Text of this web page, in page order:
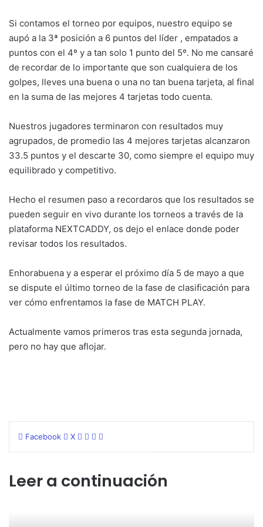
Si contamos el torneo por equipos, nuestro equipo se
aupó a la 3ª posición a 6 puntos del líder , empatados a
puntos con el 4º y a tan solo 1 punto del 5º. No me cansaré
de recordar de lo importante que son cualquiera de los
golpes, lleves una buena o una no tan buena tarjeta, al final
en la suma de las mejores 4 tarjetas todo cuenta.
Nuestros jugadores terminaron con resultados muy
agrupados, de promedio las 4 mejores tarjetas alcanzaron
33.5 puntos y el descarte 30, como siempre el equipo muy
equilibrado y competitivo.
Hecho el resumen paso a recordaros que los resultados se
pueden seguir en vivo durante los torneos a través de la
plataforma NEXTCADDY, os dejo el enlace donde poder
revisar todos los resultados.
Enhorabuena y a esperar el próximo día 5 de mayo a que
se dispute el último torneo de la fase de clasificación para
ver cómo enfrentamos la fase de MATCH PLAY.
Actualmente vamos primeros tras esta segunda jornada,
pero no hay que aflojar.
Facebook X WhatsApp
Telegram
Compartir
electrónico
Leer a continuación